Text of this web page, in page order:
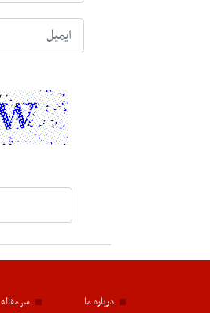
درباره ما سرمقاله